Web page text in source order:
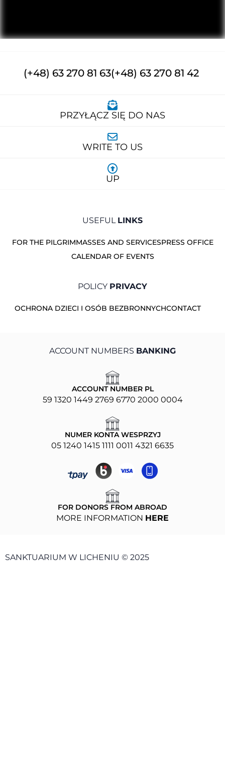
(+48) 63 270 81 63(+48) 63 270 81 42
PRZYŁĄCZ SIĘ DO NAS
WRITE TO US
UP
USEFUL LINKS
FOR THE PILGRIMMASSES AND SERVICESPRESS OFFICE
CALENDAR OF EVENTS
POLICY PRIVACY
OCHRONA DZIECI I OSÓB BEZBRONNYCHCONTACT
ACCOUNT NUMBERS BANKING
ACCOUNT NUMBER PL
59 1320 1449 2769 6770 2000 0004
NUMER KONTA WESPRZYJ
05 1240 1415 1111 0011 4321 6635
FOR DONORS FROM ABROAD
MORE INFORMATION HERE
SANKTUARIUM W LICHENIU © 2025